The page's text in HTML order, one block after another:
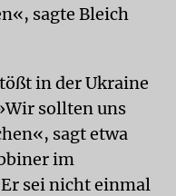
sagte Bleich
in der Ukraine
sollten uns
sagt etwa
im
sei nicht einmal